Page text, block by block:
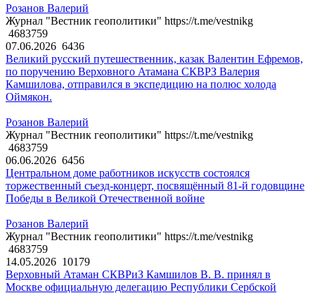
Розанов Валерий
Журнал "Вестник геополитики" https://t.me/vestnikg
4683759
07.06.2026 6436
Великий русский путешественник, казак Валентин Ефремов,
по поручению Верховного Атамана СКВРЗ Валерия
Камшилова, отправился в экспедицию на полюс холода
Оймякон.
Розанов Валерий
Журнал "Вестник геополитики" https://t.me/vestnikg
4683759
06.06.2026 6456
Центральном доме работников искусств состоялся
торжественный съезд-концерт, посвящённый 81-й годовщине
Победы в Великой Отечественной войне
Розанов Валерий
Журнал "Вестник геополитики" https://t.me/vestnikg
4683759
14.05.2026 10179
Верховный Атаман СКВРиЗ Камшилов В. В. принял в
Москве официальную делегацию Республики Сербской